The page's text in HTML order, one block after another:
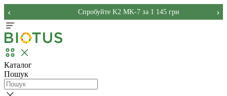
Спробуйте K2 MK-7 за 1 145 грн
‹ ›
Каталог
Пошук